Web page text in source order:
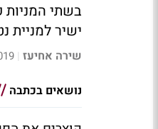
בשתי
ישיר למניית
שירה אחיעז |
נושאים בכתבה